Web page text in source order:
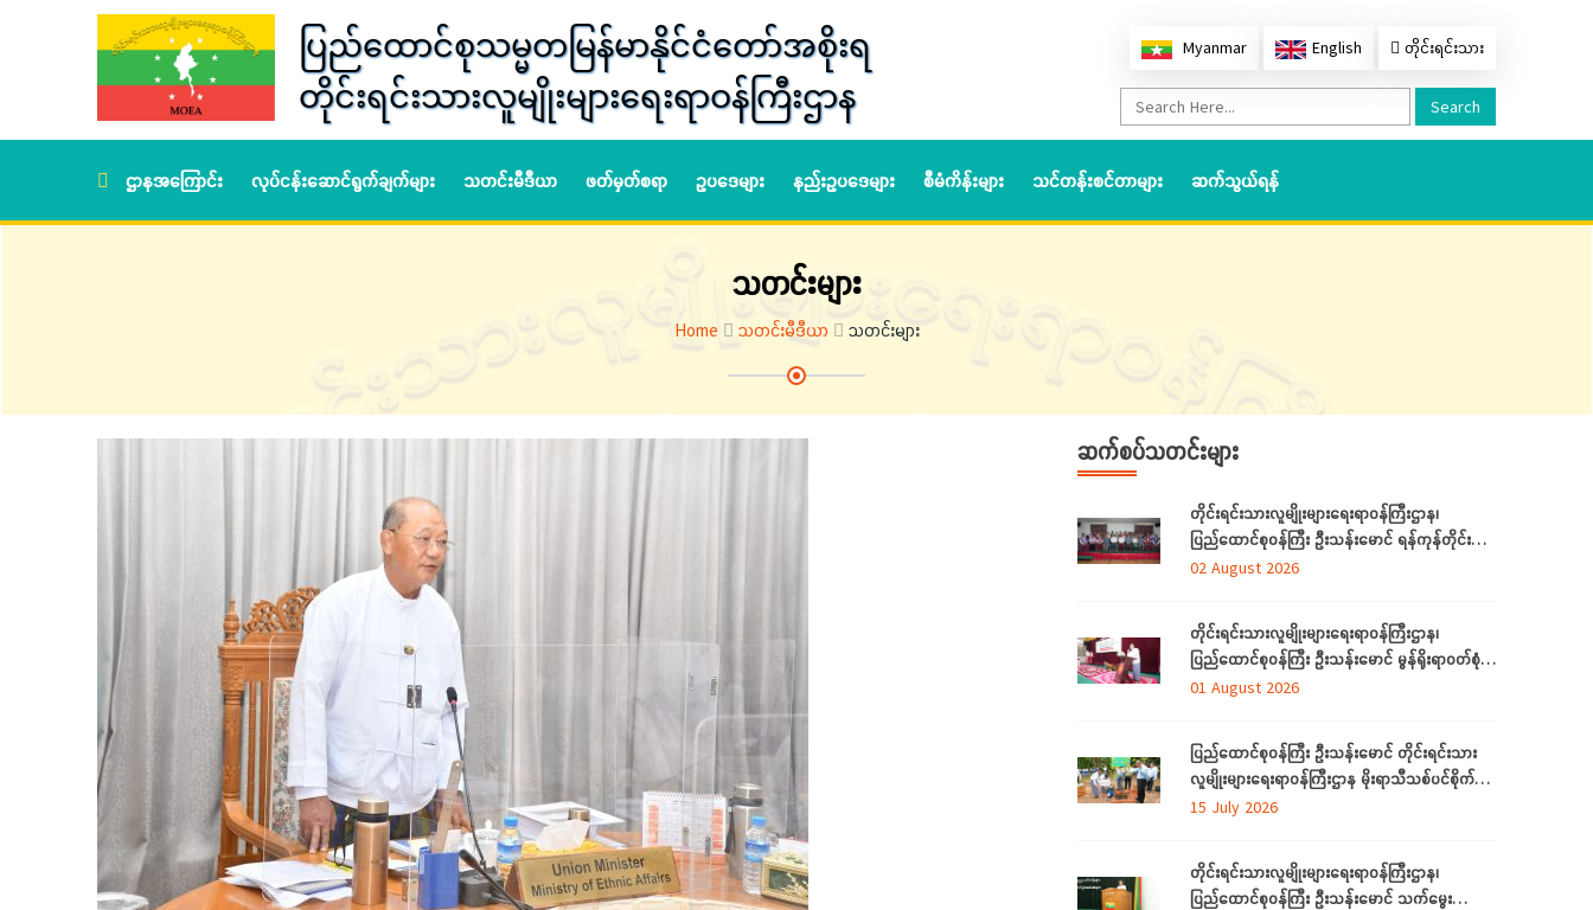
ပြည်ထောင်စုသမ္မတမြန်မာနိုင်ငံတော်အစိုးရ
တိုင်းရင်းသားလူမျိုးများရေးရာဝန်ကြီးဌာန
Myanmar English တိုင်းရင်းသား
Search
ဌာနအကြောင်း လုပ်ငန်းဆောင်ရွက်ချက်များ သတင်းမီဒီယာ ဖတ်မှတ်စရာ ဥပဒေများ နည်းဥပဒေများ စီမံကိန်းများ သင်တန်းစင်တာများ ဆက်သွယ်ရန်
သတင်းများ
Home သတင်းမီဒီယာ သတင်းများ
ဆက်စပ်သတင်းများ
တိုင်းရင်းသားလူမျိုးများရေးရာဝန်ကြီးဌာန၊
ပြည်ထောင်စုဝန်ကြီး ဦးသန်းမောင် ရန်ကုန်တိုင်း
ဒေသကြီးအတွင်းရှိ တိုင်းရင်းသားဘာသာသင် ဆရာ/
02 August 2026
တိုင်းရင်းသားလူမျိုးများရေးရာဝန်ကြီးဌာန၊
ပြည်ထောင်စုဝန်ကြီး ဦးသန်းမောင် မွန်ရိုးရာဝတ်စုံ
ချုပ်လုပ်နည်းသင်တန်းဆင်းပွဲအခမ်းအနားသို့တက်
01 August 2026
ပြည်ထောင်စုဝန်ကြီး ဦးသန်းမောင် တိုင်းရင်းသား
လူမျိုးများရေးရာဝန်ကြီးဌာန မိုးရာသီသစ်ပင်စိုက်ပျိုး
ပွဲ အခမ်းအနားတက်ရောက်
15 July 2026
တိုင်းရင်းသားလူမျိုးများရေးရာဝန်ကြီးဌာန၊
ပြည်ထောင်စုဝန်ကြီး ဦးသန်းမောင် သက်မွေး